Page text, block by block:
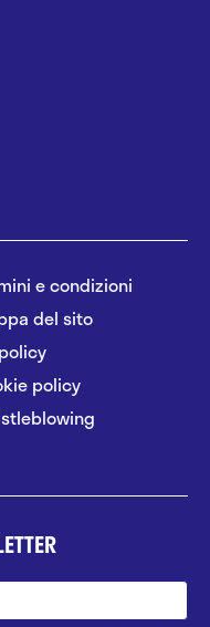
e condizioni
del sito
policy